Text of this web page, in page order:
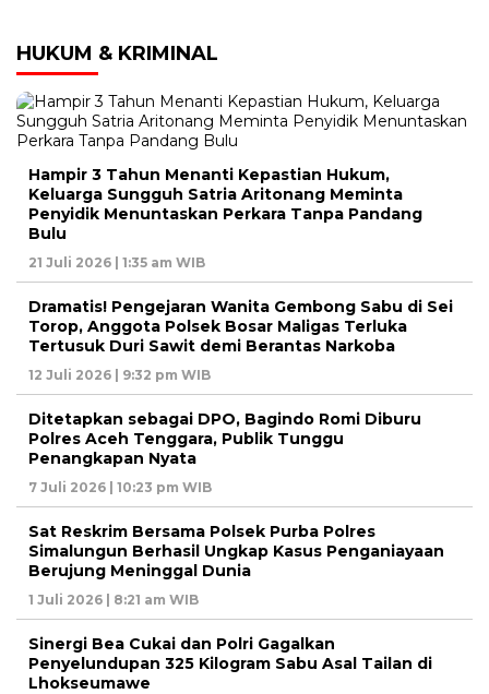
HUKUM & KRIMINAL
Hampir 3 Tahun Menanti Kepastian Hukum,
Keluarga Sungguh Satria Aritonang Meminta
Penyidik Menuntaskan Perkara Tanpa Pandang
Bulu
21 Juli 2026 | 1:35 am WIB
Dramatis! Pengejaran Wanita Gembong Sabu di Sei
Torop, Anggota Polsek Bosar Maligas Terluka
Tertusuk Duri Sawit demi Berantas Narkoba
12 Juli 2026 | 9:32 pm WIB
Ditetapkan sebagai DPO, Bagindo Romi Diburu
Polres Aceh Tenggara, Publik Tunggu
Penangkapan Nyata
7 Juli 2026 | 10:23 pm WIB
Sat Reskrim Bersama Polsek Purba Polres
Simalungun Berhasil Ungkap Kasus Penganiayaan
Berujung Meninggal Dunia
1 Juli 2026 | 8:21 am WIB
Sinergi Bea Cukai dan Polri Gagalkan
Penyelundupan 325 Kilogram Sabu Asal Tailan di
Lhokseumawe